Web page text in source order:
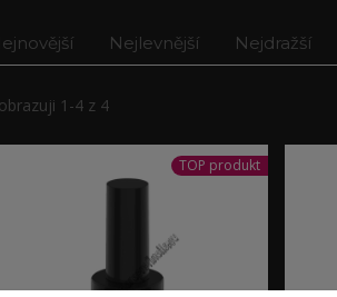
Nejlevnější Nejdražší
1-4 z 4
TOP produkt